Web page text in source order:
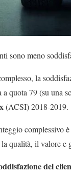
sono meno
la
a quota 79 (su una
(ACSI) 2018-2019.
complessivo
qualità, il valore e
del